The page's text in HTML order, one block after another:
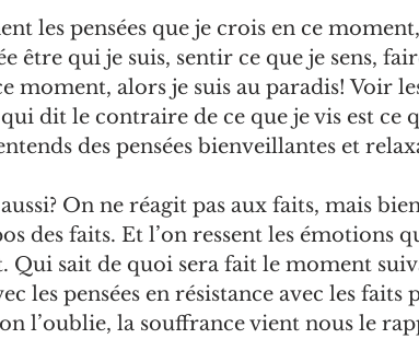
les pensées que je crois en ce
être qui je suis, sentir ce que je sens,
moment, alors je suis au paradis! Voir
dit le contraire de ce que je vis est ce
des pensées bienveillantes et
On ne réagit pas aux faits, mais
des faits. Et l’on ressent les émotions
Qui sait de quoi sera fait le moment
les pensées en résistance avec les faits
l’oublie, la souffrance vient nous le